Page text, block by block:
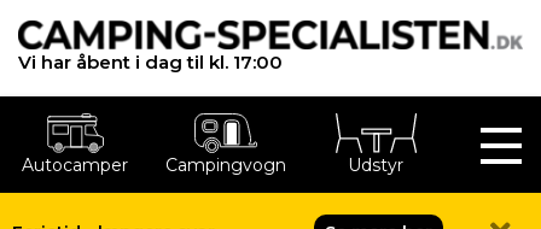
Vi har åbent i dag til kl. 17:00
Autocamper Campingvogn Udstyr